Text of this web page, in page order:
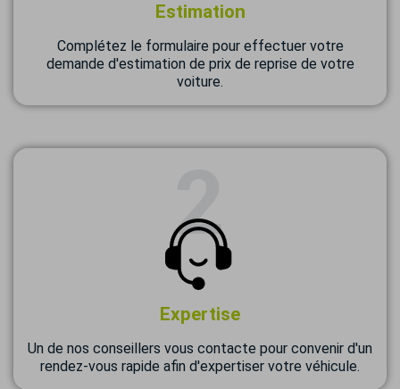
Estimation
Complétez le formulaire pour effectuer votre
demande d'estimation de prix de reprise de votre
voiture.
Expertise
Un de nos conseillers vous contacte pour convenir d'un
rendez-vous rapide afin d'expertiser votre véhicule.